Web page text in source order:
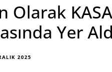
Olarak
Yer
2025